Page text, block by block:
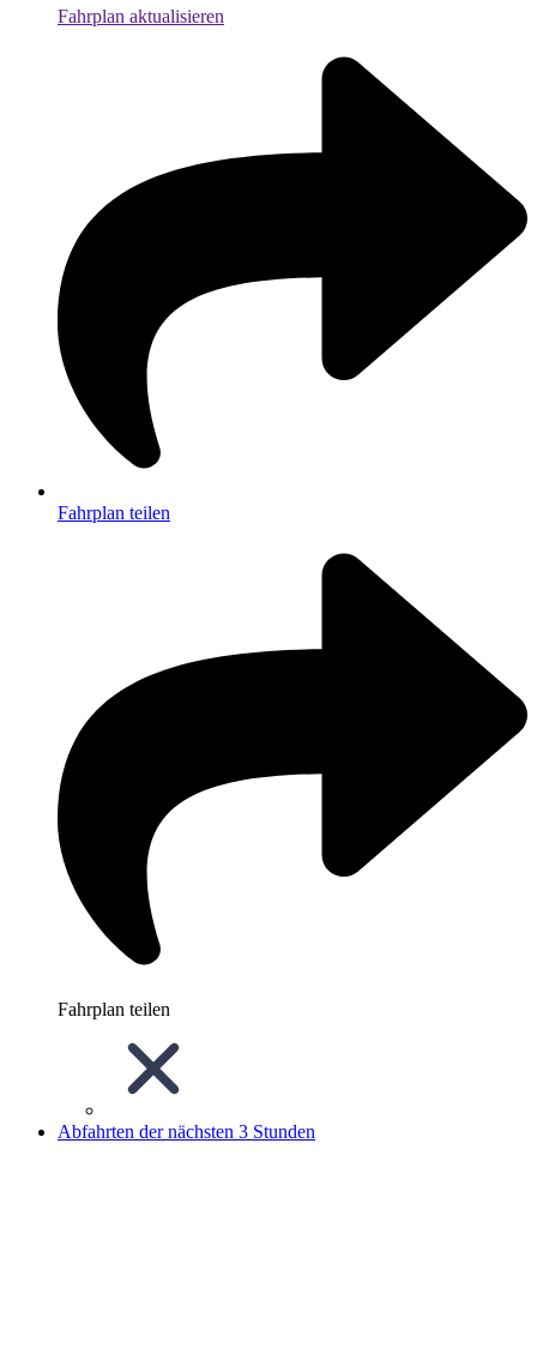
Fahrplan aktualisieren
Fahrplan teilen
Fahrplan teilen
Abfahrten der nächsten 3 Stunden